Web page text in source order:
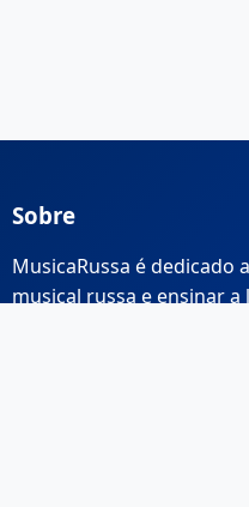
Sobre
MusicaRussa é dedicado
musical russa e ensinar